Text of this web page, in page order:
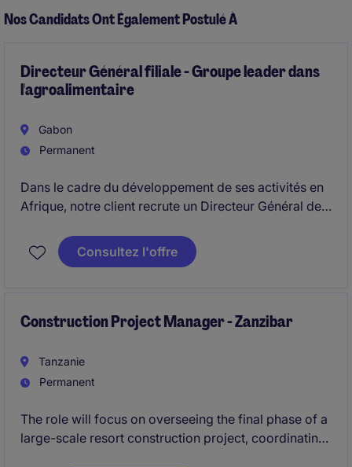
communication skills.
Nos Candidats Ont Également Postulé À
Directeur Général filiale - Groupe leader dans
l'agroalimentaire
Gabon
Permanent
Dans le cadre du développement de ses activités en
Afrique, notre client recrute un Directeur Général de
développer les opérations locales. L'objectif est
d'assurer la performance stratégique, financière et
gouvernance.
Consultez l'offre
Construction Project Manager - Zanzibar
Tanzanie
Permanent
The role will focus on overseeing the final phase of a
large-scale resort construction project, coordinating